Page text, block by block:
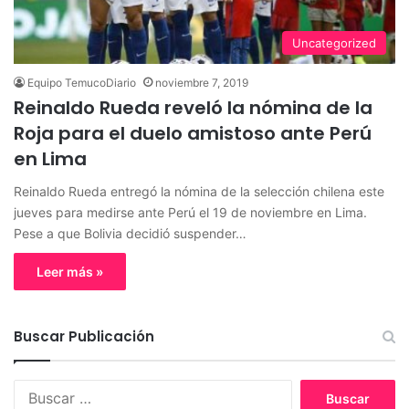
Uncategorized
Equipo TemucoDiario noviembre 7, 2019
Reinaldo Rueda reveló la nómina de la
Roja para el duelo amistoso ante Perú
en Lima
Reinaldo Rueda entregó la nómina de la selección chilena este
jueves para medirse ante Perú el 19 de noviembre en Lima.
Pese a que Bolivia decidió suspender…
Leer más »
Buscar Publicación